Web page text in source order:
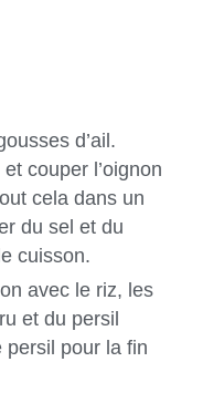
d’ail.
couper l’oignon
cela dans un
du sel et du
cuisson.
avec le riz, les
et du persil
persil pour la fin